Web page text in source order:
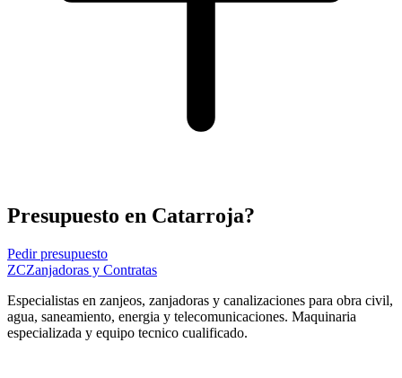
Presupuesto en Catarroja?
Pedir presupuesto
ZCZanjadoras y Contratas
Especialistas en zanjeos, zanjadoras y canalizaciones para obra civil,
agua, saneamiento, energia y telecomunicaciones. Maquinaria
especializada y equipo tecnico cualificado.